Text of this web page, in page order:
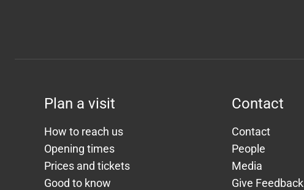
Plan a visit
How to reach us
Opening times
Prices and tickets
Good to know
Contact
Contact
People
Media
Give Feedback